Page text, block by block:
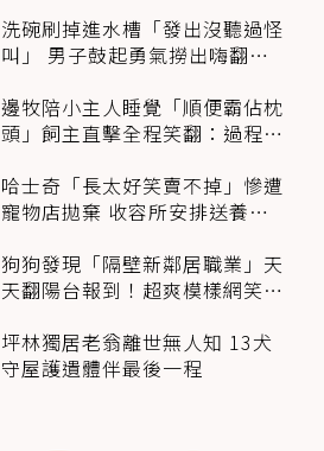
洗碗刷掉進水槽「發出沒聽過怪
叫」 男子鼓起勇氣撈出嗨翻：
邊牧陪小主人睡覺「順便霸佔枕
頭」飼主直擊全程笑翻：過程絲
哈士奇「長太好笑賣不掉」慘遭
寵物店拋棄 收容所安排送養活
狗狗發現「隔壁新鄰居職業」天
天翻陽台報到！超爽模樣網笑
坪林獨居老翁離世無人知 13犬
守屋護遺體伴最後一程